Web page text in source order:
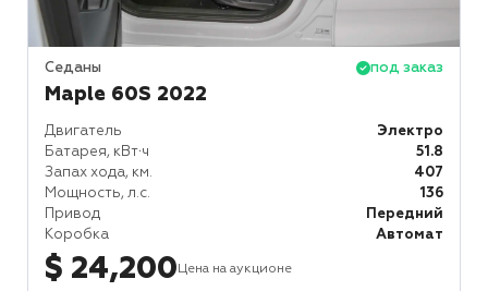
Седаны под заказ
Maple 60S 2022
Двигатель
Электро
Батарея, кВт⋅ч
51.8
Запах хода, км.
407
Мощность, л.с.
136
Привод
Передний
Коробка
Автомат
$ 24,200 Цена на аукционе